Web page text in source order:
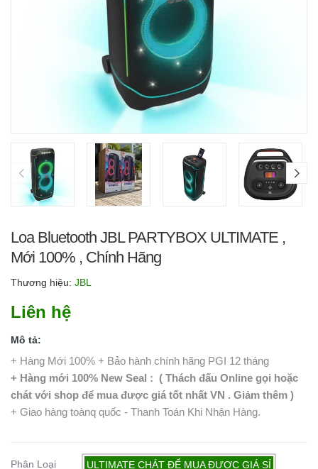
Loa Bluetooth JBL PARTYBOX ULTIMATE ,
Mới 100% , Chính Hãng
Thương hiệu: JBL
Liên hệ
Mô tả:
+ Hàng Mới 100% + Bảo hành chính hãng PGI 12 tháng
+ Hàng mới 100% New Seal : ( Thách đấu Online gọi hoặc
chát với shop để mua được giá tốt nhất VN . Giảm thêm )
+ Giao hàng toànq quốc - Thanh Toán Khi Nhận Hàng.
Phân Loại ULTIMATE CHÁT ĐỂ MUA ĐƯỢC GIÁ SỈ